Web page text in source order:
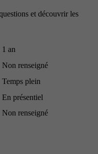
et découvrir les
1 an
Non renseigné
Temps plein
En présentiel
Non renseigné